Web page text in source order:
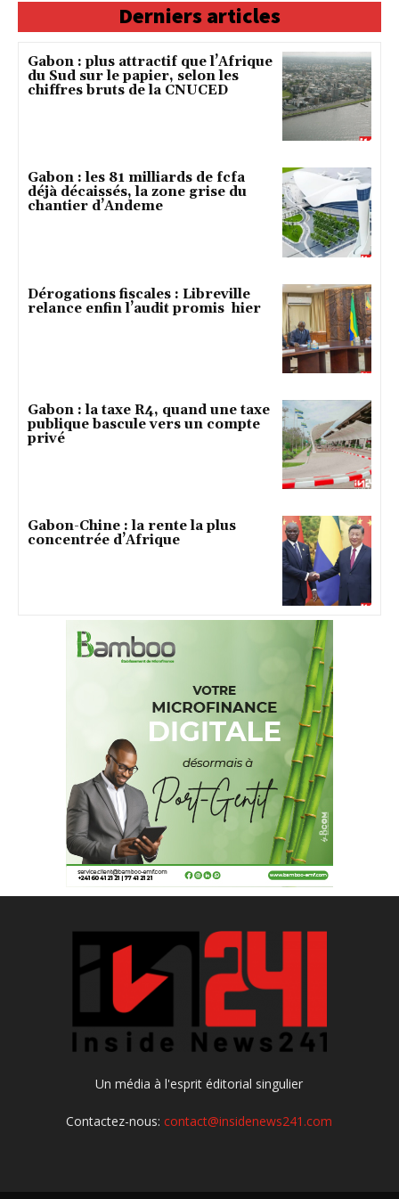
Derniers articles
Gabon : plus attractif que l’Afrique
du Sud sur le papier, selon les
chiffres bruts de la CNUCED
Gabon : les 81 milliards de fcfa
déjà décaissés, la zone grise du
chantier d’Andeme
Dérogations fiscales : Libreville
relance enfin l’audit promis hier
Gabon : la taxe R4, quand une taxe
publique bascule vers un compte
privé
Gabon-Chine : la rente la plus
concentrée d’Afrique
Un média à l'esprit éditorial singulier
Contactez-nous:contact@insidenews241.com